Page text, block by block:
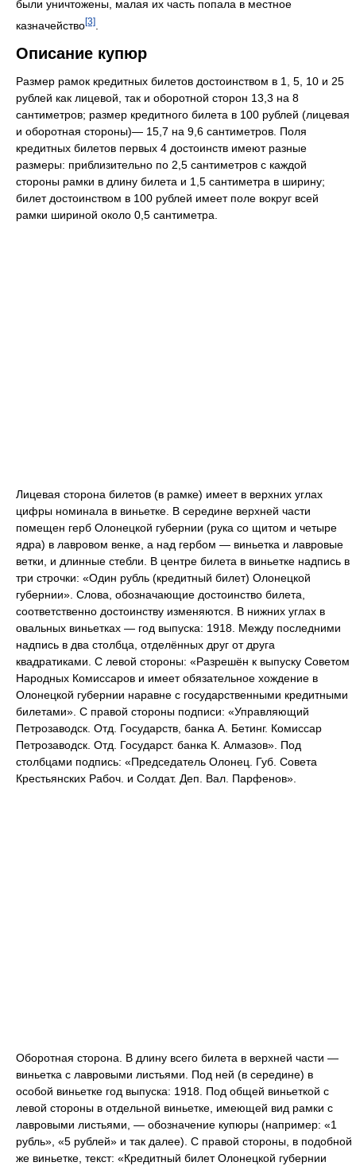
были уничтожены, малая их часть попала в местное
казначейство[3]
Описание купюр
Размер рамок кредитных билетов достоинством в 1, 5, 10 и 25
рублей как лицевой, так и оборотной сторон 13,3 на 8
сантиметров; размер кредитного билета в 100 рублей (лицевая
и оборотная стороны)— 15,7 на 9,6 сантиметров. Поля
кредитных билетов первых 4 достоинств имеют разные
размеры: приблизительно по 2,5 сантиметров с каждой
стороны рамки в длину билета и 1,5 сантиметра в ширину;
билет достоинством в 100 рублей имеет поле вокруг всей
рамки шириной около 0,5 сантиметра.
Лицевая сторона билетов (в рамке) имеет в верхних углах
цифры номинала в виньетке. В середине верхней части
помещен герб Олонецкой губернии (рука со щитом и четыре
ядра) в лавровом венке, а над гербом — виньетка и лавровые
ветки, и длинные стебли. B центре билета в виньетке надпись в
три строчки: «Один рубль (кредитный билет) Олонецкой
губернии». Слова, обозначающие достоинство билета,
соответственно достоинству изменяются. В нижних углах в
овальных виньетках — год выпуска: 1918. Между последними
надпись в два столбца, отделённых друг от друга
квадратиками. С левой стороны: «Разрешён к выпуску Советом
Народных Комиссаров и имеет обязательное хождение в
Олонецкой губернии наравне с государственными кредитными
билетами». С правой стороны подписи: «Управляющий
Петрозаводск. Отд. Государств, банка А. Бетинг. Комиссар
Петрозаводск. Отд. Государст. банка К. Алмазов». Под
столбцами подпись: «Председатель Олонец. Губ. Совета
Крестьянских Рабоч. и Солдат. Деп. Вал. Парфенов».
Оборотная сторона. В длину всего билета в верхней части —
виньетка с лавровыми листьями. Под ней (в середине) в
особой виньетке год выпуска: 1918. Под общей виньеткой с
левой стороны в отдельной виньетке, имеющей вид рамки с
лавровыми листьями, — обозначение купюры (например: «1
рубль», «5 рублей» и так далее). С правой стороны, в подобной
же виньетке, текст: «Кредитный билет Олонецкой губернии